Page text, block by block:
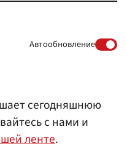
Автообновление
сегодняшнюю
с нами и
ленте.